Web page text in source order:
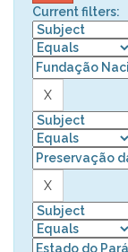
Current filters: